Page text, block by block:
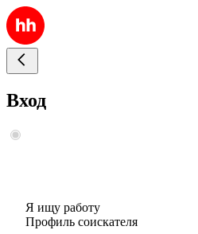
Вход
Я ищу работу
Профиль соискателя